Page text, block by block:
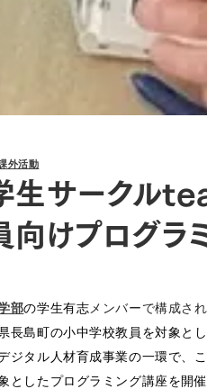
外活動
生サークル
向けプログラ
部の学生有志メンバーで構成さ
長島町の小中学校教員を対象と
ジタル人材育成事業の一環で、
としたプログラミング講座を開